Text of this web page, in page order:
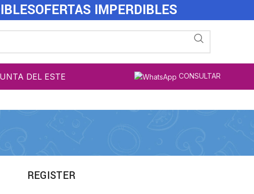
OFERTAS IMPERDIBLES
DEL ESTE CONSULTAR
REGISTER